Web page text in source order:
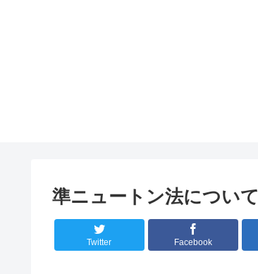
準ニュートン法について
Twitter Facebook